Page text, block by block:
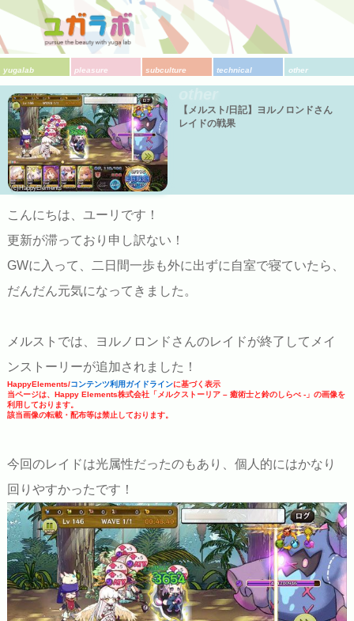
yugalab pleasure subculture technical other
(c)HappyElements
【メルスト/日記】ヨルノロンドさん
レイドの戦果
こんにちは、ユーリです！
更新が滞っており申し訳ない！
GWに入って、二日間一歩も外に出ずに自室で寝ていたら、
だんだん元気になってきました。
メルストでは、ヨルノロンドさんのレイドが終了してメイ
ンストーリーが追加されました！
HappyElements/コンテンツ利用ガイドラインに基づく表示
当ページは、Happy Elements株式会社「メルクストーリア – 癒術士と鈴のしらべ -」の画像を
利用しております。
該当画像の転載・配布等は禁止しております。
今回のレイドは光属性だったのもあり、個人的にはかなり
回りやすかったです！